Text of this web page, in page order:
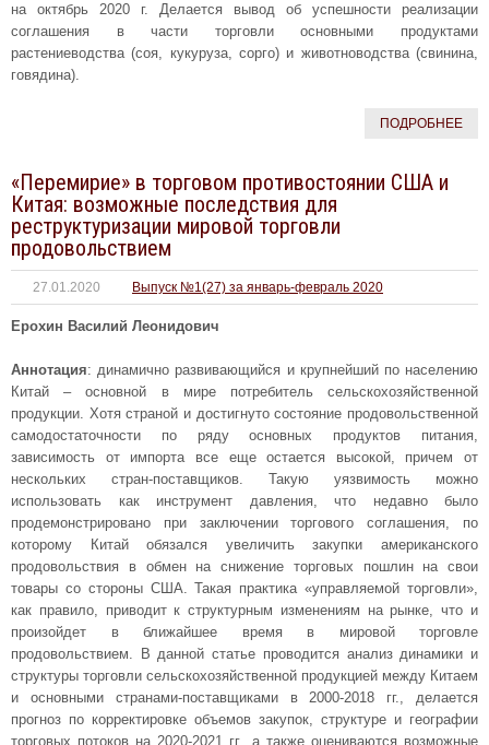
на октябрь 2020 г. Делается вывод об успешности реализации
соглашения в части торговли основными продуктами
растениеводства (соя, кукуруза, сорго) и животноводства (свинина,
говядина).
ПОДРОБНЕЕ
«Перемирие» в торговом противостоянии США и
Китая: возможные последствия для
реструктуризации мировой торговли
продовольствием
27.01.2020 Выпуск №1(27) за январь-февраль 2020
Ерохин Василий Леонидович
Аннотация: динамично развивающийся и крупнейший по населению
Китай – основной в мире потребитель сельскохозяйственной
продукции. Хотя страной и достигнуто состояние продовольственной
самодостаточности по ряду основных продуктов питания,
зависимость от импорта все еще остается высокой, причем от
нескольких стран-поставщиков. Такую уязвимость можно
использовать как инструмент давления, что недавно было
продемонстрировано при заключении торгового соглашения, по
которому Китай обязался увеличить закупки американского
продовольствия в обмен на снижение торговых пошлин на свои
товары со стороны США. Такая практика «управляемой торговли»,
как правило, приводит к структурным изменениям на рынке, что и
произойдет в ближайшее время в мировой торговле
продовольствием. В данной статье проводится анализ динамики и
структуры торговли сельскохозяйственной продукцией между Китаем
и основными странами-поставщиками в 2000-2018 гг., делается
прогноз по корректировке объемов закупок, структуре и географии
торговых потоков на 2020-2021 гг., а также оцениваются возможные